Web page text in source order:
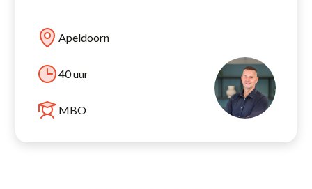
Apeldoorn
40 uur
MBO